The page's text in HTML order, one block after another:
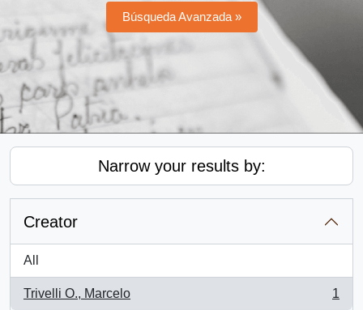
Búsqueda Avanzada »
Narrow your results by:
Creator
All
Trivelli O., Marcelo
, 1 results
1